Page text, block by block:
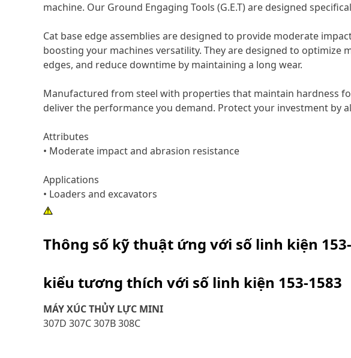
machine. Our Ground Engaging Tools (G.E.T) are designed
Cat base edge assemblies are designed to provide moderate
boosting your machines versatility. They are designed to
edges, and reduce downtime by maintaining a long wear.
Manufactured from steel with properties that maintain hardness
deliver the performance you demand. Protect your investment by
Attributes
• Moderate impact and abrasion resistance
Applications
• Loaders and excavators
Thông số kỹ thuật ứng với số linh kiện
kiểu tương thích với số linh kiện 153-1583
MÁY XÚC THỦY LỰC MINI
307D 307C 307B 308C